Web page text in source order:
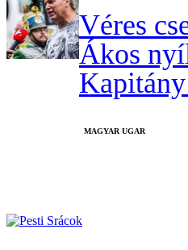
Véres
Ákos
MAGYAR UGAR